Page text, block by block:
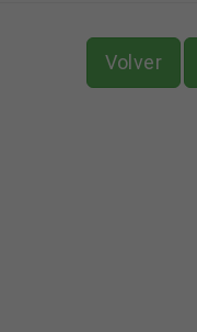
Volver